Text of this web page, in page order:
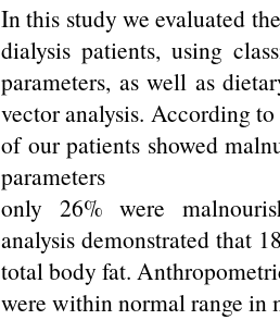
In this study we evaluated
dialysis patients, using
parameters, as well as
vector analysis. According
of our patients showed
parameters
only 26% were
analysis demonstrated that
total body fat.
were within normal range in